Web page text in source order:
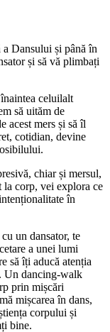
Dansului și până în
și să vă plimbați
celuilalt
să uităm de
acest mers și să îl
cotidian, devine
chiar și mersul,
la corp, vei explora ce
în
un dansator, te
a unei lumi
să îți aducă atenția
Un dancing-walk
prin mișcări
mișcarea în dans,
corpului și
bine.